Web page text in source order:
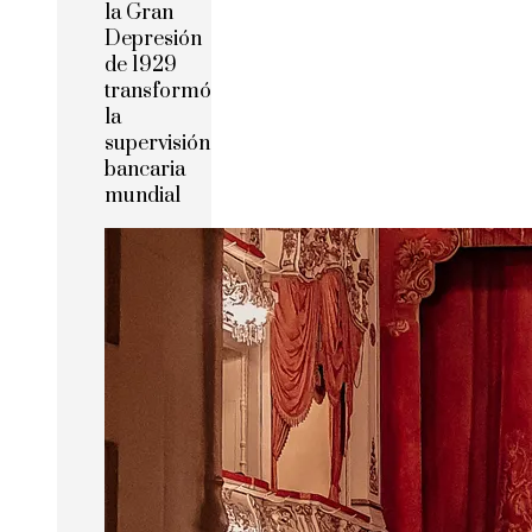
la Gran
Depresión
de 1929
transformó
la
supervisión
bancaria
mundial